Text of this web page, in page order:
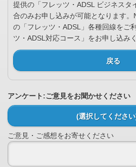
提供の「フレッツ・ADSL ビジネスタ
合のみお申し込みが可能となります
の「フレッツ・ADSL」各種回線をご
ツ・ADSL対応コース」をお申し込み
戻る
アンケート:ご意見をお聞かせください
(選択してくださ
ご意見・ご感想をお寄せください